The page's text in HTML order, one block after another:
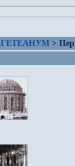
ГЕТЕАНУМ >